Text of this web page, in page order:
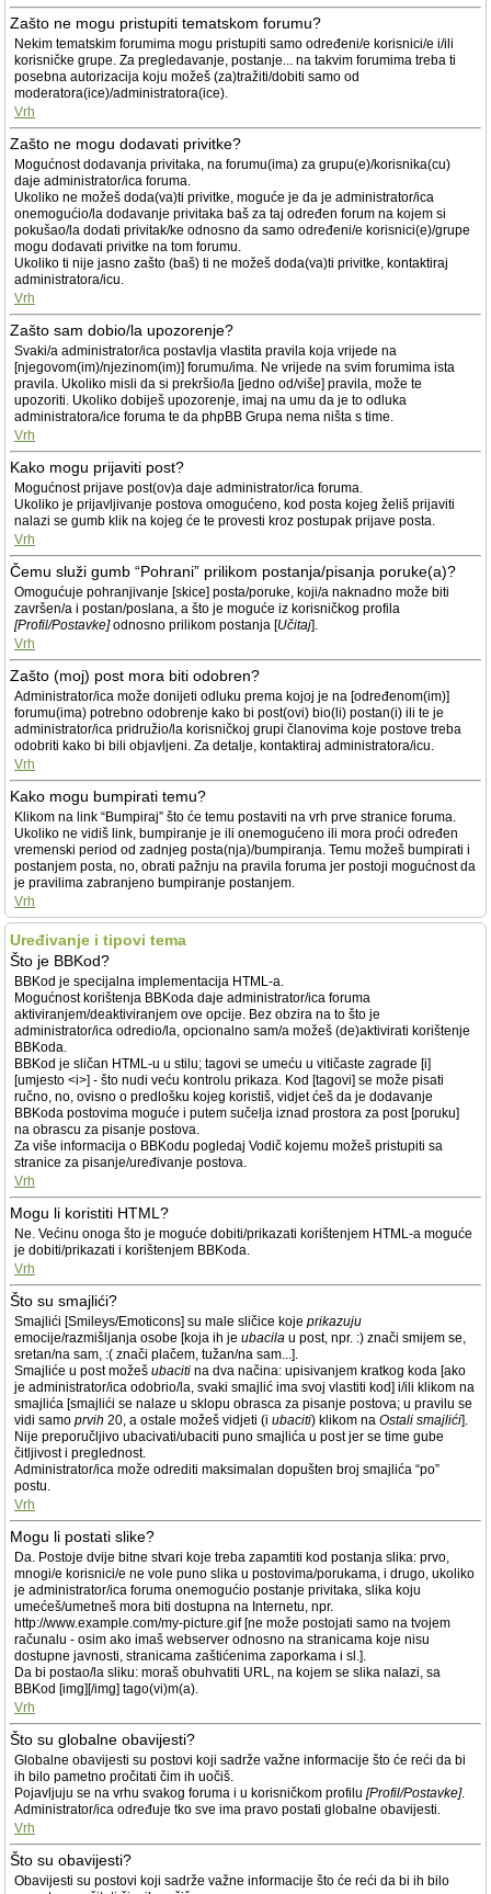
Zašto ne mogu pristupiti tematskom forumu?
Nekim tematskim forumima mogu pristupiti samo određeni/e korisnici/e i/ili
korisničke grupe. Za pregledavanje, postanje... na takvim forumima treba ti
posebna autorizacija koju možeš (za)tražiti/dobiti samo od
moderatora(ice)/administratora(ice).
Vrh
Zašto ne mogu dodavati privitke?
Mogućnost dodavanja privitaka, na forumu(ima) za grupu(e)/korisnika(cu)
daje administrator/ica foruma.
Ukoliko ne možeš doda(va)ti privitke, moguće je da je administrator/ica
onemogućio/la dodavanje privitaka baš za taj određen forum na kojem si
pokušao/la dodati privitak/ke odnosno da samo određeni/e korisnici(e)/grupe
mogu dodavati privitke na tom forumu.
Ukoliko ti nije jasno zašto (baš) ti ne možeš doda(va)ti privitke, kontaktiraj
administratora/icu.
Vrh
Zašto sam dobio/la upozorenje?
Svaki/a administrator/ica postavlja vlastita pravila koja vrijede na
[njegovom(im)/njezinom(im)] forumu/ima. Ne vrijede na svim forumima ista
pravila. Ukoliko misli da si prekršio/la [jedno od/više] pravila, može te
upozoriti. Ukoliko dobiješ upozorenje, imaj na umu da je to odluka
administratora/ice foruma te da phpBB Grupa nema ništa s time.
Vrh
Kako mogu prijaviti post?
Mogućnost prijave post(ov)a daje administrator/ica foruma.
Ukoliko je prijavljivanje postova omogućeno, kod posta kojeg želiš prijaviti
nalazi se gumb klik na kojeg će te provesti kroz postupak prijave posta.
Vrh
Čemu služi gumb “Pohrani” prilikom postanja/pisanja poruke(a)?
Omogućuje pohranjivanje [skice] posta/poruke, koji/a naknadno može biti
završen/a i postan/poslana, a što je moguće iz korisničkog profila
[Profil/Postavke]odnosno prilikom postanja [Učitaj].
Vrh
Zašto (moj) post mora biti odobren?
Administrator/ica može donijeti odluku prema kojoj je na [određenom(im)]
forumu(ima) potrebno odobrenje kako bi post(ovi) bio(li) postan(i) ili te je
administrator/ica pridružio/la korisničkoj grupi članovima koje postove treba
odobriti kako bi bili objavljeni. Za detalje, kontaktiraj administratora/icu.
Vrh
Kako mogu bumpirati temu?
Klikom na link “Bumpiraj” što će temu postaviti na vrh prve stranice foruma.
Ukoliko ne vidiš link, bumpiranje je ili onemogućeno ili mora proći određen
vremenski period od zadnjeg posta(nja)/bumpiranja. Temu možeš bumpirati i
postanjem posta, no, obrati pažnju na pravila foruma jer postoji mogućnost da
je pravilima zabranjeno bumpiranje postanjem.
Vrh
Uređivanje i tipovi tema
Što je BBKod?
BBKod je specijalna implementacija HTML-a.
Mogućnost korištenja BBKoda daje administrator/ica foruma
aktiviranjem/deaktiviranjem ove opcije. Bez obzira na to što je
administrator/ica odredio/la, opcionalno sam/a možeš (de)aktivirati korištenje
BBKoda.
BBKod je sličan HTML-u u stilu; tagovi se umeću u vitičaste zagrade [i]
[umjesto <i>] - što nudi veću kontrolu prikaza. Kod [tagovi] se može pisati
ručno, no, ovisno o predlošku kojeg koristiš, vidjet ćeš da je dodavanje
BBKoda postovima moguće i putem sučelja iznad prostora za post [poruku]
na obrascu za pisanje postova.
Za više informacija o BBKodu pogledaj Vodič kojemu možeš pristupiti sa
stranice za pisanje/uređivanje postova.
Vrh
Mogu li koristiti HTML?
Ne. Većinu onoga što je moguće dobiti/prikazati korištenjem HTML-a moguće
je dobiti/prikazati i korištenjem BBKoda.
Vrh
Što su smajlići?
Smajlići [Smileys/Emoticons] su male sličice koje prikazuju
emocije/razmišljanja osobe [koja ih je ubacila u post, npr. :) znači smijem se,
sretan/na sam, :( znači plačem, tužan/na sam...].
Smajliće u post možeš ubaciti na dva načina: upisivanjem kratkog koda [ako
je administrator/ica odobrio/la, svaki smajlić ima svoj vlastiti kod] i/ili klikom na
smajlića [smajlići se nalaze u sklopu obrasca za pisanje postova; u pravilu se
vidi samo prvih 20, a ostale možeš vidjeti (i ubaciti) klikom na Ostali smajlići].
Nije preporučljivo ubacivati/ubaciti puno smajlića u post jer se time gube
čitljivost i preglednost.
Administrator/ica može odrediti maksimalan dopušten broj smajlića “po”
postu.
Vrh
Mogu li postati slike?
Da. Postoje dvije bitne stvari koje treba zapamtiti kod postanja slika: prvo,
mnogi/e korisnici/e ne vole puno slika u postovima/porukama, i drugo, ukoliko
je administrator/ica foruma onemogućio postanje privitaka, slika koju
umećeš/umetneš mora biti dostupna na Internetu, npr.
http://www.example.com/my-picture.gif [ne može postojati samo na tvojem
računalu - osim ako imaš webserver odnosno na stranicama koje nisu
dostupne javnosti, stranicama zaštićenima zaporkama i sl.].
Da bi postao/la sliku: moraš obuhvatiti URL, na kojem se slika nalazi, sa
BBKod [img][/img] tago(vi)m(a).
Vrh
Što su globalne obavijesti?
Globalne obavijesti su postovi koji sadrže važne informacije što će reći da bi
ih bilo pametno pročitati čim ih uočiš.
Pojavljuju se na vrhu svakog foruma i u korisničkom profilu [Profil/Postavke].
Administrator/ica određuje tko sve ima pravo postati globalne obavijesti.
Vrh
Što su obavijesti?
Obavijesti su postovi koji sadrže važne informacije što će reći da bi ih bilo